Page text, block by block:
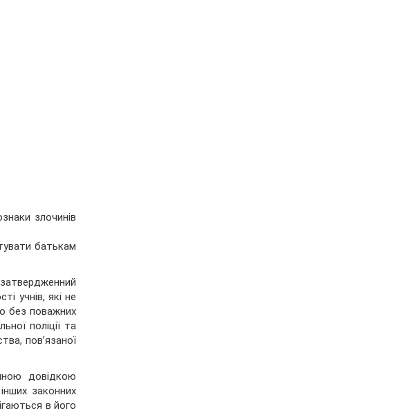
злочинів
батькам
учнів, які не
без поважних
поліції та
пов’язаної
довідкою
законних
в його